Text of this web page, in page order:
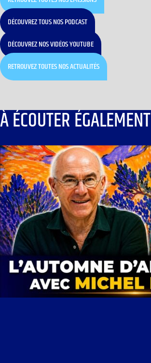
DÉCOUVREZ TOUS NOS PODCAST
DÉCOUVREZ NOS VIDÉOS YOUTUBE
RETROUVEZ TOUTES NOS ACTUALITÉS
À ÉCOUTER ÉGALEMENT